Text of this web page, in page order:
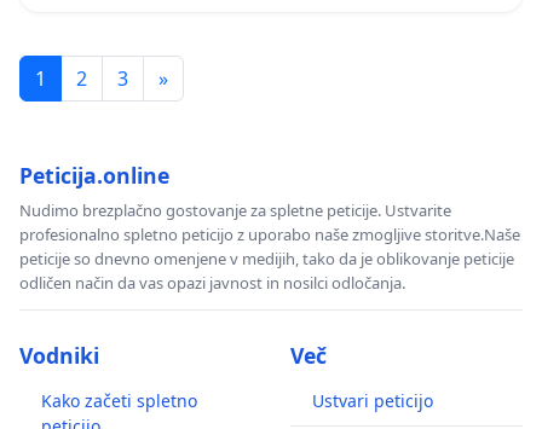
1 2 3 »
Peticija.online
Nudimo brezplačno gostovanje za spletne peticije. Ustvarite
profesionalno spletno peticijo z uporabo naše zmogljive storitve.Naše
peticije so dnevno omenjene v medijih, tako da je oblikovanje peticije
odličen način da vas opazi javnost in nosilci odločanja.
Vodniki
Kako začeti spletno
Več
Ustvari peticijo